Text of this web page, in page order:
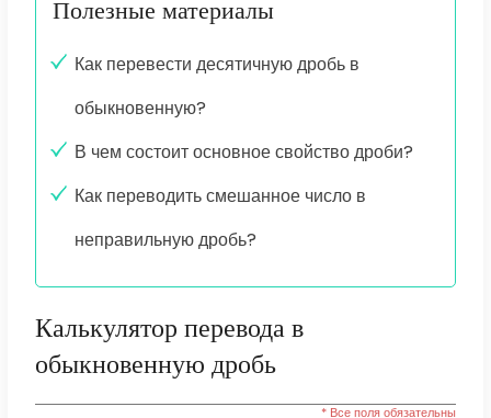
Полезные материалы
Как перевести десятичную дробь в
обыкновенную?
В чем состоит основное свойство дроби?
Как переводить смешанное число в
неправильную дробь?
Калькулятор перевода в
обыкновенную дробь
* Все поля обязательны